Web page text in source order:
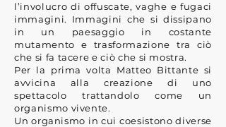
l’involucro di offuscate, vaghe e fugaci
immagini. Immagini che si dissipano
in un paesaggio in costante
mutamento e trasformazione tra ciò
che si fa tacere e ciò che si mostra.
Per la prima volta Matteo Bittante si
avvicina alla creazione di uno
spettacolo trattandolo come un
organismo vivente.
Un organismo in cui coesistono diverse